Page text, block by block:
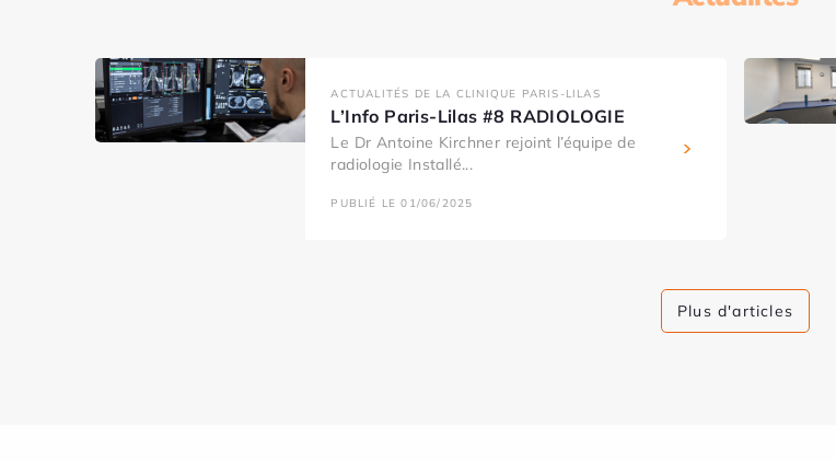
ACTUALITÉS DE LA CLINIQUE PARIS-LILAS
L’Info Paris-Lilas #8 RADIOLOGIE
Le Dr Antoine Kirchner rejoint l’équipe de
radiologie Installé...
PUBLIÉ LE 01/06/2025
Plus d'articles